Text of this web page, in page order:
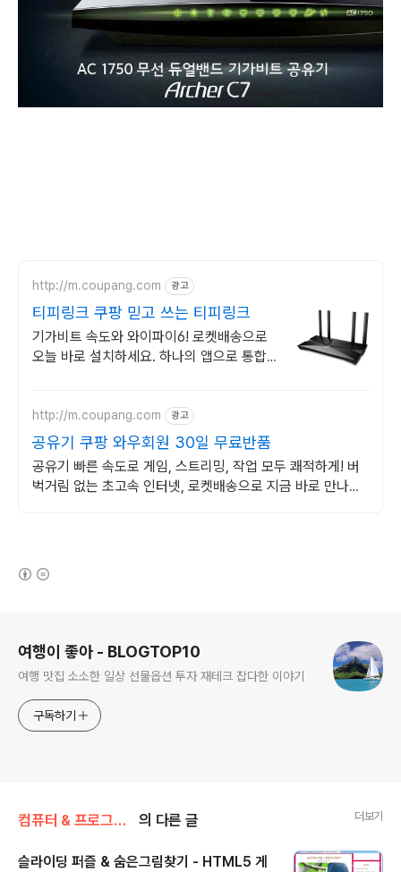
http://m.coupang.com 광고
티피링크 쿠팡 믿고 쓰는 티피링크
기가비트 속도와 와이파이6! 로켓배송으로
오늘 바로 설치하세요. 하나의 앱으로 통합
http://m.coupang.com 광고
공유기 쿠팡 와우회원 30일 무료반품
공유기 빠른 속도로 게임, 스트리밍, 작업 모두 쾌적하게! 버
벅거림 없는 초고속 인터넷, 로켓배송으로 지금 바로 만나보
여행이 좋아 - BLOGTOP10
여행 맛집 소소한 일상 선물옵션 투자 재테크 잡다한 이야기
구독하기
컴퓨터 & 프로그래밍 의 다른 글 더보기
슬라이딩 퍼즐 & 숨은그림찾기 - HTML5 게